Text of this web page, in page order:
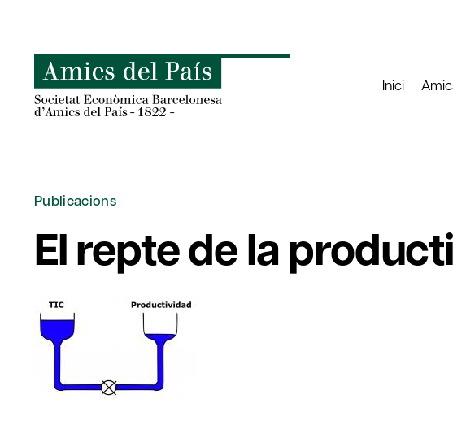
content
Inici
Publicacions
El repte de la